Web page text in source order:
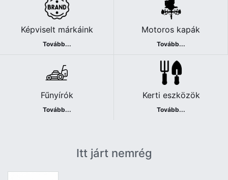
Képviselt márkáink
Tovább...
Motoros kapák
Tovább...
Fűnyírók
Tovább...
Kerti eszközök
Tovább...
Itt járt nemrég